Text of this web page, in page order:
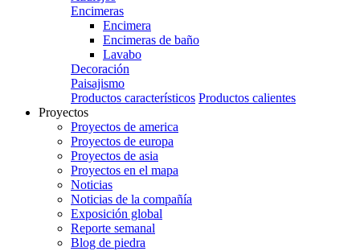
Encimeras
Encimera
Encimeras de baño
Lavabo
Decoración
Paisajismo
Productos característicos Productos calientes
Proyectos
Proyectos de america
Proyectos de europa
Proyectos de asia
Proyectos en el mapa
Noticias
Noticias de la compañía
Exposición global
Reporte semanal
Blog de piedra